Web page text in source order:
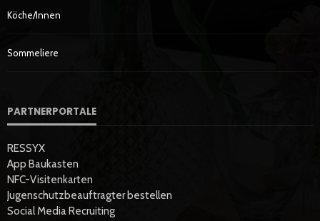
Köche/innen
Sommeliere
PARTNERPORTALE
RESSYX
App Baukasten
NFC-Visitenkarten
Jugenschutzbeauftragter bestellen
Social Media Recruiting